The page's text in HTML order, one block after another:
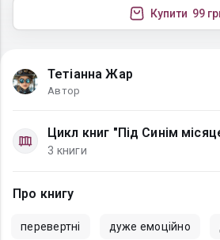
Купити 99
Тетіанна Жар
Автор
Цикл книг "Під Синім
3 книги
Про книгу
перевертні дуже емоційно